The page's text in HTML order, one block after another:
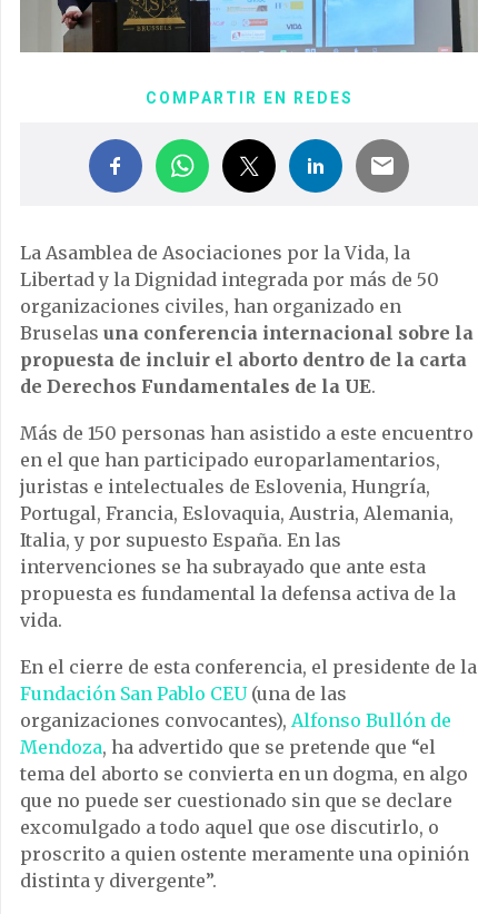
COMPARTIR EN REDES
La Asamblea de Asociaciones por la Vida, la
Libertad y la Dignidad integrada por más de 50
organizaciones civiles, han organizado en
Bruselas una conferencia internacional sobre la
propuesta de incluir el aborto dentro de la carta
de Derechos Fundamentales de la UE.
Más de 150 personas han asistido a este encuentro
en el que han participado europarlamentarios,
juristas e intelectuales de Eslovenia, Hungría,
Portugal, Francia, Eslovaquia, Austria, Alemania,
Italia, y por supuesto España. En las
intervenciones se ha subrayado que ante esta
propuesta es fundamental la defensa activa de la
vida.
En el cierre de esta conferencia, el presidente de la
Fundación San Pablo CEU(una de las
organizaciones convocantes), Alfonso Bullón de
Mendoza, ha advertido que se pretende que “el
tema del aborto se convierta en un dogma, en algo
que no puede ser cuestionado sin que se declare
excomulgado a todo aquel que ose discutirlo, o
proscrito a quien ostente meramente una opinión
distinta y divergente”.